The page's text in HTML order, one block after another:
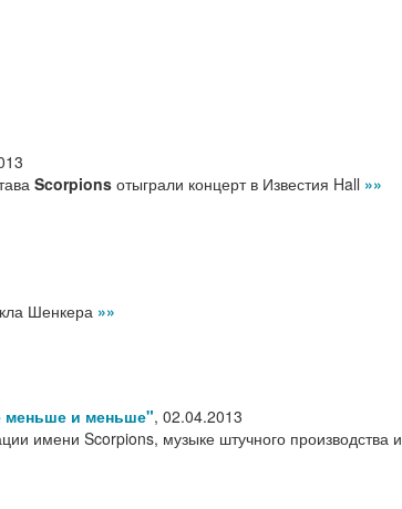
Scorpions отыграли концерт в Известия Hall »»
Шенкера »»
меньше и меньше", 02.04.2013
имени Scorpions, музыке штучного производства и